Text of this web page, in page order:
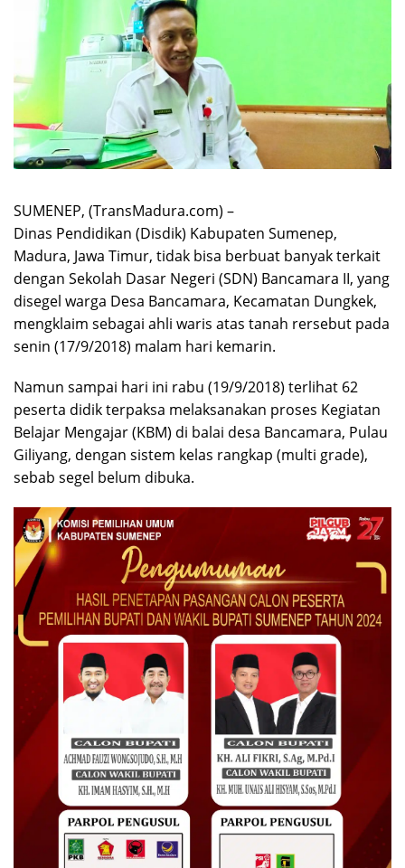
SUMENEP, (TransMadura.com) –
Dinas Pendidikan (Disdik) Kabupaten Sumenep,
Madura, Jawa Timur, tidak bisa berbuat banyak terkait
dengan Sekolah Dasar Negeri (SDN) Bancamara II, yang
disegel warga Desa Bancamara, Kecamatan Dungkek,
mengklaim sebagai ahli waris atas tanah rersebut pada
senin (17/9/2018) malam hari kemarin.
Namun sampai hari ini rabu (19/9/2018) terlihat 62
peserta didik terpaksa melaksanakan proses Kegiatan
Belajar Mengajar (KBM) di balai desa Bancamara, Pulau
Giliyang, dengan sistem kelas rangkap (multi grade),
sebab segel belum dibuka.